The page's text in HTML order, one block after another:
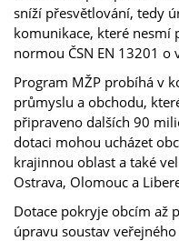
sníží přesvětlování, tedy
komunikace, které nesmí
normou ČSN EN 13201 o
Program MŽP probíhá v
průmyslu a obchodu,
připraveno dalších 90
dotaci mohou ucházet
krajinnou oblast a také
Ostrava, Olomouc a
Dotace pokryje obcím až
úpravu soustav